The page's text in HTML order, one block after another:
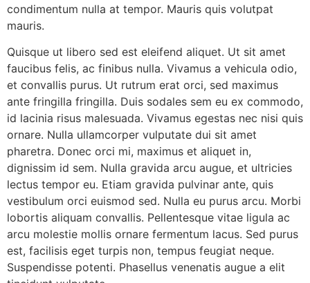
condimentum nulla at tempor. Mauris quis volutpat
mauris.
Quisque ut libero sed est eleifend aliquet. Ut sit amet
faucibus felis, ac finibus nulla. Vivamus a vehicula odio,
et convallis purus. Ut rutrum erat orci, sed maximus
ante fringilla fringilla. Duis sodales sem eu ex commodo,
id lacinia risus malesuada. Vivamus egestas nec nisi quis
ornare. Nulla ullamcorper vulputate dui sit amet
pharetra. Donec orci mi, maximus et aliquet in,
dignissim id sem. Nulla gravida arcu augue, et ultricies
lectus tempor eu. Etiam gravida pulvinar ante, quis
vestibulum orci euismod sed. Nulla eu purus arcu. Morbi
lobortis aliquam convallis. Pellentesque vitae ligula ac
arcu molestie mollis ornare fermentum lacus. Sed purus
est, facilisis eget turpis non, tempus feugiat neque.
Suspendisse potenti. Phasellus venenatis augue a elit